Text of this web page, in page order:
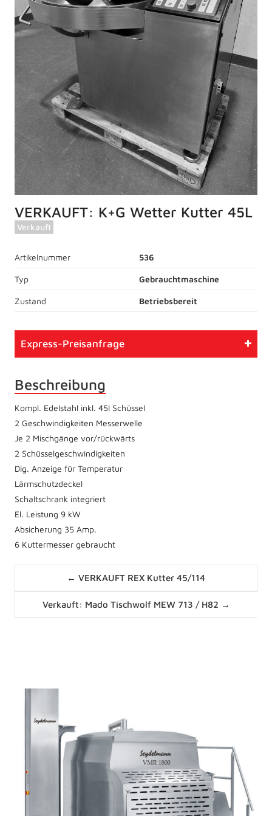
VERKAUFT: K+G Wetter Kutter 45L
Verkauft
Artikelnummer
Typ
Zustand
536
Gebrauchtmaschine
Betriebsbereit
Express-Preisanfrage
Beschreibung
Kompl. Edelstahl inkl. 45l Schüssel
2 Geschwindigkeiten Messerwelle
Je 2 Mischgänge vor/rückwärts
2 Schüsselgeschwindigkeiten
Dig. Anzeige für Temperatur
Lärmschutzdeckel
Schaltschrank integriert
El. Leistung 9 kW
Absicherung 35 Amp.
6 Kuttermesser gebraucht
navigation
← VERKAUFT REX Kutter 45/114
Posts
navigation
Verkauft: Mado Tischwolf MEW 713 / H82 →